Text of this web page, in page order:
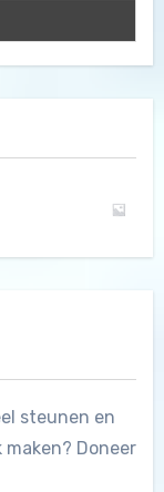
steunen en
Doneer